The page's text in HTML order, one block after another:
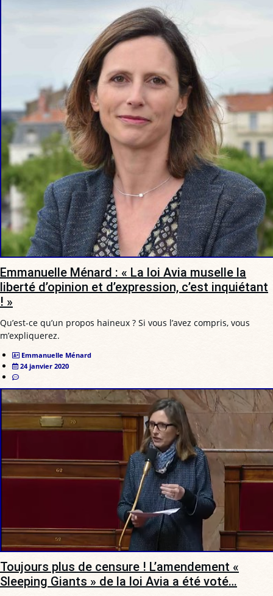
Emmanuelle Ménard : « La loi Avia muselle la
liberté d’opinion et d’expression, c’est inquiétant
! »
Qu’est-ce qu’un propos haineux ? Si vous l’avez compris, vous
m’expliquerez.
Emmanuelle Ménard
24 janvier 2020
Toujours plus de censure ! L’amendement «
Sleeping Giants » de la loi Avia a été voté…